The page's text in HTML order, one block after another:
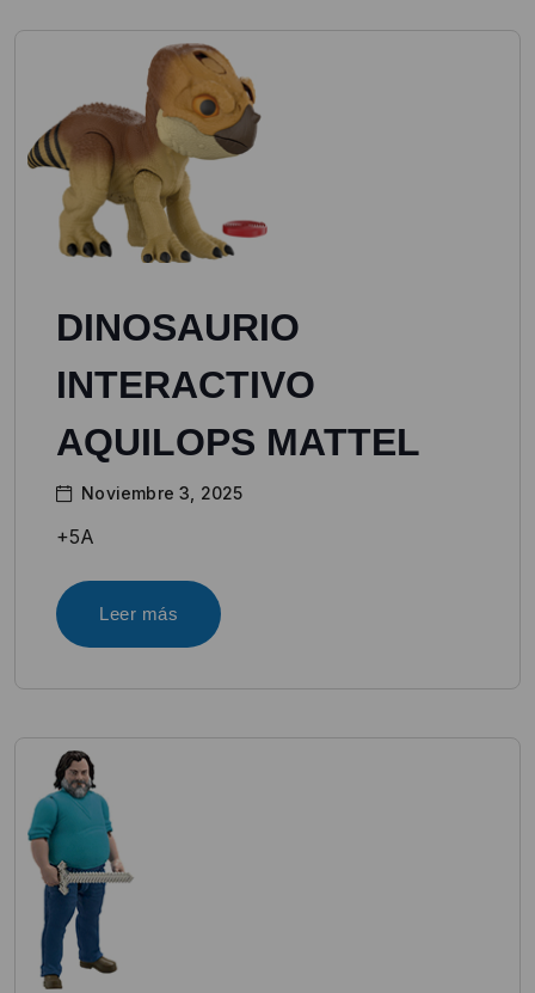
DINOSAURIO
INTERACTIVO
AQUILOPS MATTEL
Noviembre 3, 2025
+5A
Leer más